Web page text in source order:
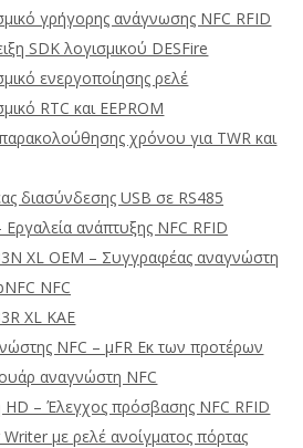
γρήγορης ανάγνωσης NFC RFID
SDK λογισμικού DESFire
ενεργοποίησης ρελέ
RTC και EEPROM
χρόνου για TWR και
διασύνδεσης USB σε RS485
Εργαλεία ανάπτυξης NFC RFID
XL OEM – Συγγραφέας αναγνώστη
NFC
XL ΚΑΕ
NFC – μFR Εκ των προτέρων
αναγνώστη NFC
– Έλεγχος πρόσβασης NFC RFID
με ρελέ ανοίγματος πόρτας